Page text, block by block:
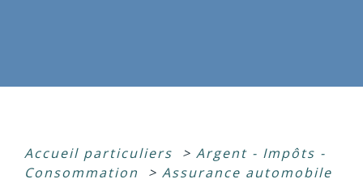
Accueil particuliers > Argent - Impôts -
Consommation
> Assurance automobile